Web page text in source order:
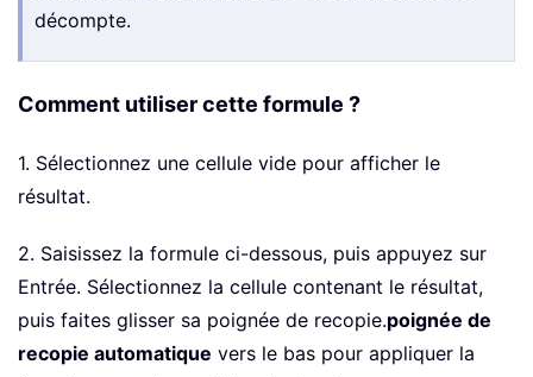
décompte.
Comment utiliser cette formule ?
1. Sélectionnez une cellule vide pour afficher le
résultat.
2. Saisissez la formule ci-dessous, puis appuyez sur
Entrée. Sélectionnez la cellule contenant le résultat,
puis faites glisser sa poignée de recopie.poignée de
recopie automatique vers le bas pour appliquer la